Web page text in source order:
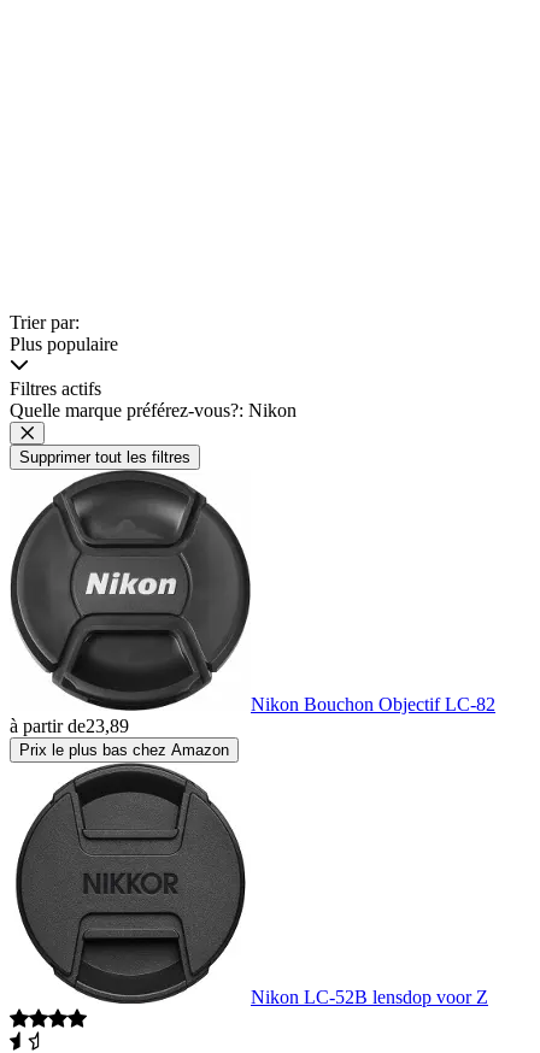
Trier par:
Plus populaire
Filtres actifs
Quelle marque préférez-vous?: Nikon
Supprimer tout les filtres
Nikon Bouchon Objectif LC-82
à partir de23,89
Prix le plus bas chez Amazon
Nikon LC-52B lensdop voor Z